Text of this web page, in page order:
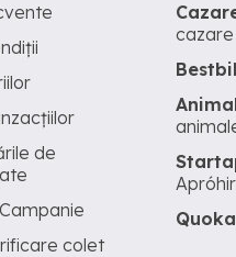
de
colet
cazare